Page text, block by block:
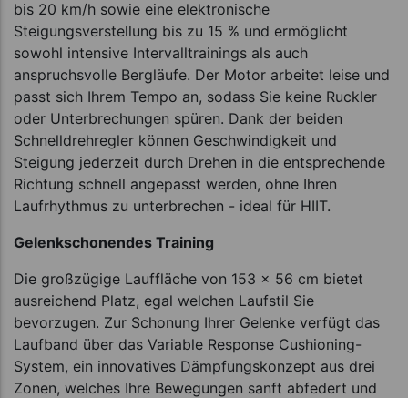
bis 20 km/h sowie eine elektronische
Steigungsverstellung bis zu 15 % und ermöglicht
sowohl intensive Intervalltrainings als auch
anspruchsvolle Bergläufe. Der Motor arbeitet leise und
passt sich Ihrem Tempo an, sodass Sie keine Ruckler
oder Unterbrechungen spüren. Dank der beiden
Schnelldrehregler können Geschwindigkeit und
Steigung jederzeit durch Drehen in die entsprechende
Richtung schnell angepasst werden, ohne Ihren
Laufrhythmus zu unterbrechen - ideal für HIIT.
Gelenkschonendes Training
Die großzügige Lauffläche von 153 x 56 cm bietet
ausreichend Platz, egal welchen Laufstil Sie
bevorzugen. Zur Schonung Ihrer Gelenke verfügt das
Laufband über das Variable Response Cushioning-
System, ein innovatives Dämpfungskonzept aus drei
Zonen, welches Ihre Bewegungen sanft abfedert und